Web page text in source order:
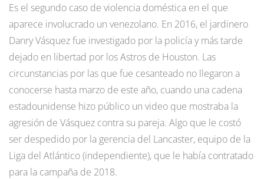
Es el segundo caso de violencia doméstica en el que
aparece involucrado un venezolano. En 2016, el jardinero
Danry Vásquez fue investigado por la policía y más tarde
dejado en libertad por los Astros de Houston. Las
circunstancias por las que fue cesanteado no llegaron a
conocerse hasta marzo de este año, cuando una cadena
estadounidense hizo público un video que mostraba la
agresión de Vásquez contra su pareja. Algo que le costó
ser despedido por la gerencia del Lancaster, equipo de la
Liga del Atlántico (independiente), que le había contratado
para la campaña de 2018.